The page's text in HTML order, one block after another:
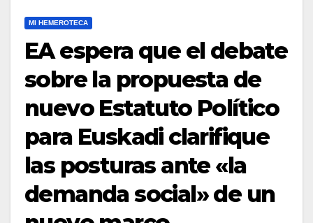
MI HEMEROTECA
EA espera que el debate
sobre la propuesta de
nuevo Estatuto Polí­tico
para Euskadi clarifique
las posturas ante «la
demanda social» de un